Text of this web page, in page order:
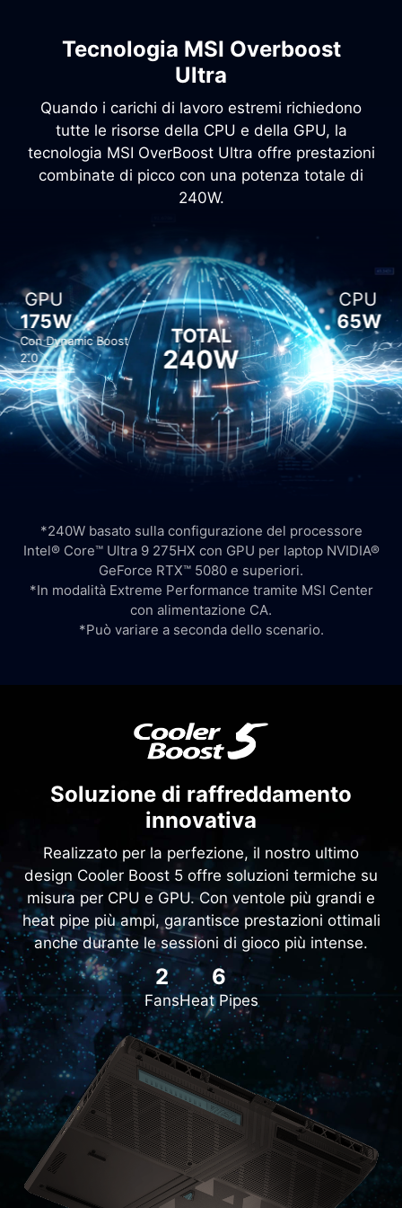
Tecnologia MSI Overboost
Ultra
Quando i carichi di lavoro estremi richiedono
tutte le risorse della CPU e della GPU, la
tecnologia MSI OverBoost Ultra offre prestazioni
combinate di picco con una potenza totale di
240W.
GPU
175W
Con Dynamic Boost
2.0
TOTAL
240W
CPU
65W
*240W basato sulla configurazione del processore
Intel® Core™ Ultra 9 275HX con GPU per laptop NVIDIA®
GeForce RTX™ 5080 e superiori.
*In modalità Extreme Performance tramite MSI Center
con alimentazione CA.
*Può variare a seconda dello scenario.
Soluzione di raffreddamento
innovativa
Realizzato per la perfezione, il nostro ultimo
design Cooler Boost 5 offre soluzioni termiche su
misura per CPU e GPU. Con ventole più grandi e
heat pipe più ampi, garantisce prestazioni ottimali
anche durante le sessioni di gioco più intense.
2
Fans
6
Heat Pipes